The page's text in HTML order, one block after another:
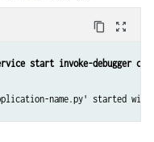
content_copy zoom_out_map
start invoke-debugger